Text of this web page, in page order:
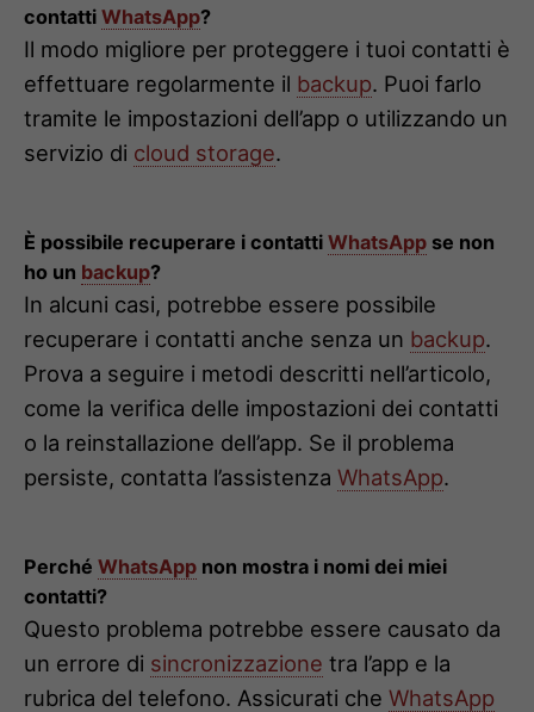
contatti WhatsApp?
Il modo migliore per proteggere i tuoi contatti è
effettuare regolarmente il backup. Puoi farlo
tramite le impostazioni dell’app o utilizzando un
servizio di cloud storage.
È possibile recuperare i contatti WhatsApp se non
ho un backup?
In alcuni casi, potrebbe essere possibile
recuperare i contatti anche senza un backup.
Prova a seguire i metodi descritti nell’articolo,
come la verifica delle impostazioni dei contatti
o la reinstallazione dell’app. Se il problema
persiste, contatta l’assistenza WhatsApp.
Perché WhatsApp non mostra i nomi dei miei
contatti?
Questo problema potrebbe essere causato da
un errore di sincronizzazione tra l’app e la
rubrica del telefono. Assicurati che WhatsApp